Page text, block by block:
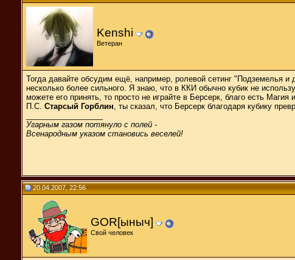
Kenshi
Ветеран
Тогда давайте обсудим ещё, например, ролевой сетинг "Подземелья и
несколько более сильного. Я знаю, что в ККИ обычно кубик не
можете его принять, то просто не играйте в Берсерк, благо есть
П.С. Старсый Горблин , ты сказал, что Берсерк благодаря кубику
Угарным газом потянуло с полей -
Всенародным указом становись веселей!
20.04.2007, 22:56
GOR[ыныч]
Свой человек